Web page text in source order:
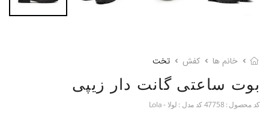
خانم ها کفش تخت
بوت ساعتی گانت دار زیپی
کد محصول : 47758کد مدل : لولا - Lola